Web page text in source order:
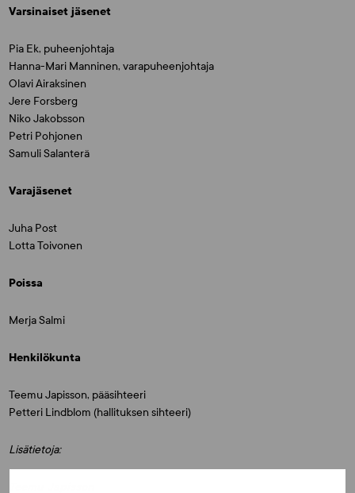
Varsinaiset jäsenet
Pia Ek, puheenjohtaja
Hanna-Mari Manninen, varapuheenjohtaja
Olavi Airaksinen
Jere Forsberg
Niko Jakobsson
Petri Pohjonen
Samuli Salanterä
Varajäsenet
Juha Post
Lotta Toivonen
Poissa
Merja Salmi
Henkilökunta
Teemu Japisson, pääsihteeri
Petteri Lindblom (hallituksen sihteeri)
Lisätietoja: